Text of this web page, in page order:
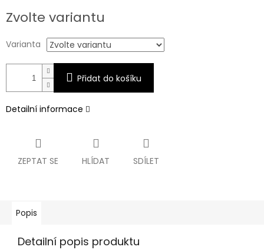
cena:
Zvolte variantu
Varianta
Přidat do košíku
Detailní informace
ZEPTAT SE HLÍDAT SDÍLET
Popis
Detailní popis produktu